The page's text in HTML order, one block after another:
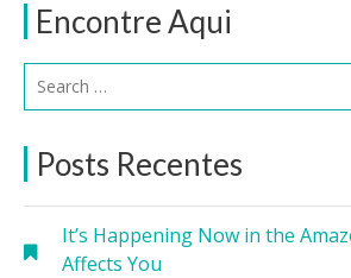
Encontre Aqui
Posts Recentes
It’s Happening Now in the
Affects You